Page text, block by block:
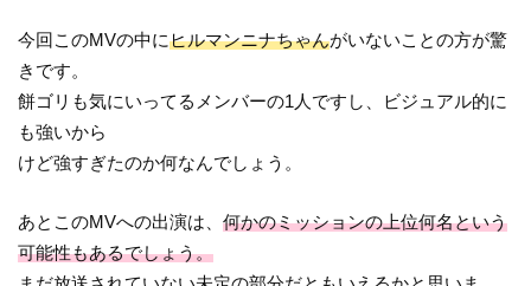
今回このMVの中にヒルマンニナちゃんがいないことの方が驚
きです。
餅ゴリも気にいってるメンバーの1人ですし、ビジュアル的に
も強いから
けど強すぎたのか何なんでしょう。
あとこのMVへの出演は、何かのミッションの上位何名という
可能性もあるでしょう。